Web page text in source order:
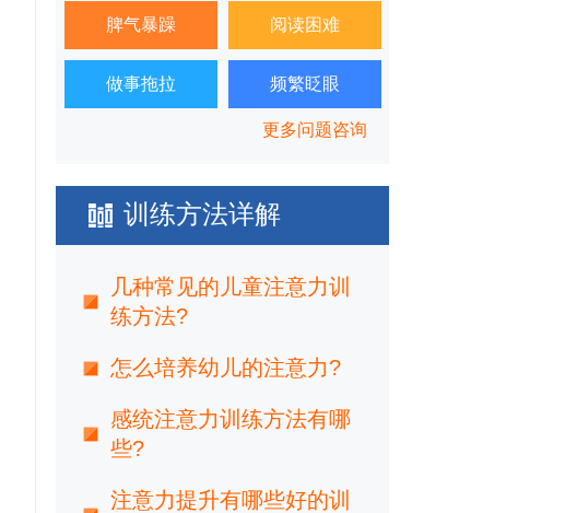
脾气暴躁 阅读困难
做事拖拉 频繁眨眼
更多问题咨询
训练方法详解
几种常见的儿童注意力训
练方法?
怎么培养幼儿的注意力?
感统注意力训练方法有哪
些?
注意力提升有哪些好的训